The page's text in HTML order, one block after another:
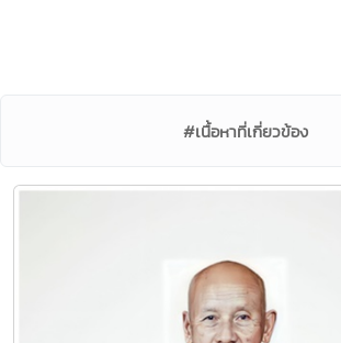
#เนื้อหาที่เกี่ยวข้อง